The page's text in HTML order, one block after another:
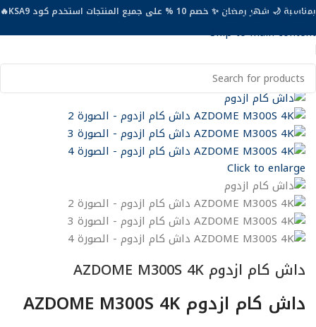
Skip to navigation
Skip to main content
بمناسبة 🌙 شهر رمضان ✨ خصم 10 % على جميع المنتجات استخدم كود KSA9🔥
الرئيسية جميع المنتجات
Click to enlarge
داش كام ازدوم AZDOME M300S 4K
داش كام ازدوم AZDOME M300S 4K